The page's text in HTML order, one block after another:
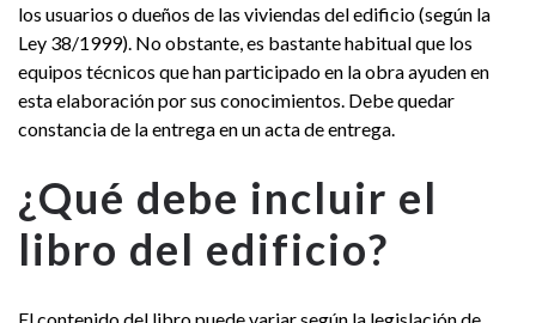
los usuarios o dueños de las viviendas del edificio (según la
Ley 38/1999). No obstante, es bastante habitual que los
equipos técnicos que han participado en la obra ayuden en
esta elaboración por sus conocimientos. Debe quedar
constancia de la entrega en un acta de entrega.
¿Qué debe incluir el
libro del edificio?